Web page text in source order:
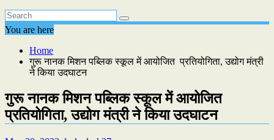
You are here
Home
गुरू नानक मिशन पब्लिक स्कूल में आयोजित प्रतियोगिता, उद्योग मंत्री
ने किया उदघाटन
गुरू नानक मिशन पब्लिक स्कूल में आयोजित
प्रतियोगिता, उद्योग मंत्री ने किया उदघाटन